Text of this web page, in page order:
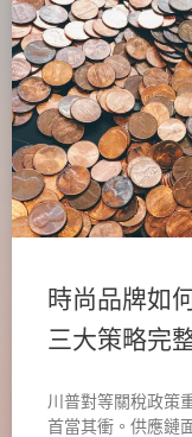
時尚品牌如
三大策略完
川普對等關稅政策
首當其衝。供應鏈